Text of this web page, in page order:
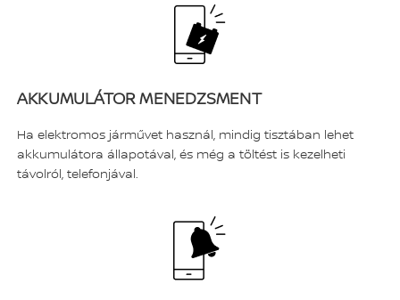
AKKUMULÁTOR MENEDZSMENT
Ha elektromos járművet használ, mindig tisztában lehet
akkumulátora állapotával, és még a töltést is kezelheti
távolról, telefonjával.